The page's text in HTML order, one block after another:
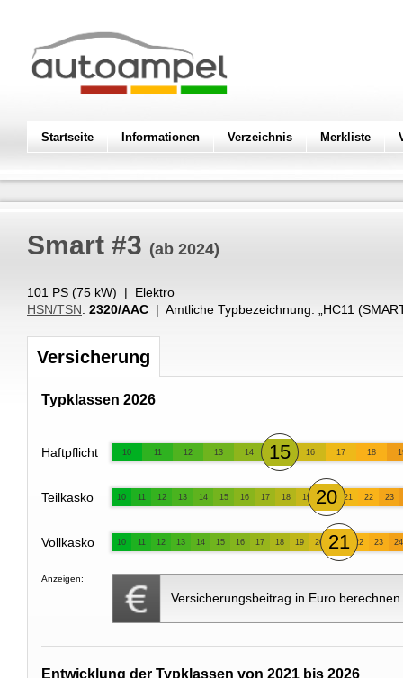
Startseite Informationen Verzeichnis Merkliste
Smart #3 (ab 2024)
101 PS (75 kW) | Elektro
HSN/TSN: 2320/AAC | Amtliche Typbezeichnung: „ HC11
Versicherung
Typklassen 2026
Haftpflicht 10 11 12 13 14 15 16 17 18
Teilkasko 10 11 12 13 14 15 16 17 18 19 20 21 22 23
Vollkasko 10 11 12 13 14 15 16 17 18 19 20 21 22 23 24
Anzeigen:
Versicherungsbeitrag in Euro berechnen
Entwicklung der Typklassen von 2021 bis 2026